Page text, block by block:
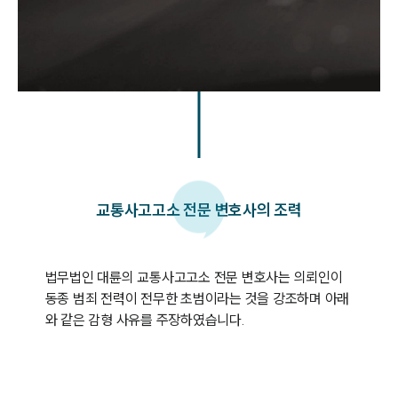
교통사고고소 전문 변호사의 조력
법무법인 대륜의 교통사고고소 전문 변호사는 의뢰인이
동종 범죄 전력이 전무한 초범이라는 것을 강조하며 아래
와 같은 감형 사유를 주장하였습니다.